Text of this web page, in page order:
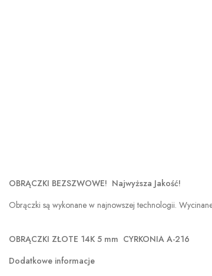
OBRĄCZKI BEZSZWOWE! Najwyższa Jakość!
Obrączki są wykonane w najnowszej technologii.
OBRĄCZKI ZŁOTE 14K 5 mm CYRKONIA A-216
Dodatkowe informacje